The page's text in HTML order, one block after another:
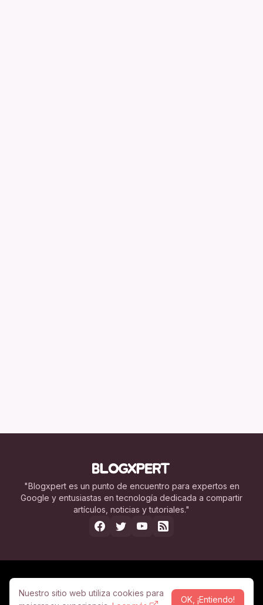
"Blogxpert es un punto de encuentro para expertos en
Google y entusiastas en tecnología dedicada a compartir
artículos, noticias y tutoriales."
Nuestro sitio web utiliza cookies para
OK, ¡Entiendo!